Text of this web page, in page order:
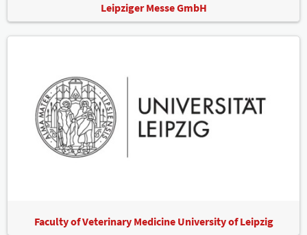
Leipziger Messe GmbH
Faculty of Veterinary Medicine University of Leipzig